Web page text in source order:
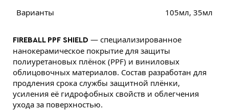
Варианты 105мл, 35мл
FIREBALL PPF SHIELD — специализированное
нанокерамическое покрытие для защиты
полиуретановых плёнок (PPF) и виниловых
облицовочных материалов. Состав разработан для
продления срока службы защитной плёнки,
усиления её гидрофобных свойств и облегчения
ухода за поверхностью.